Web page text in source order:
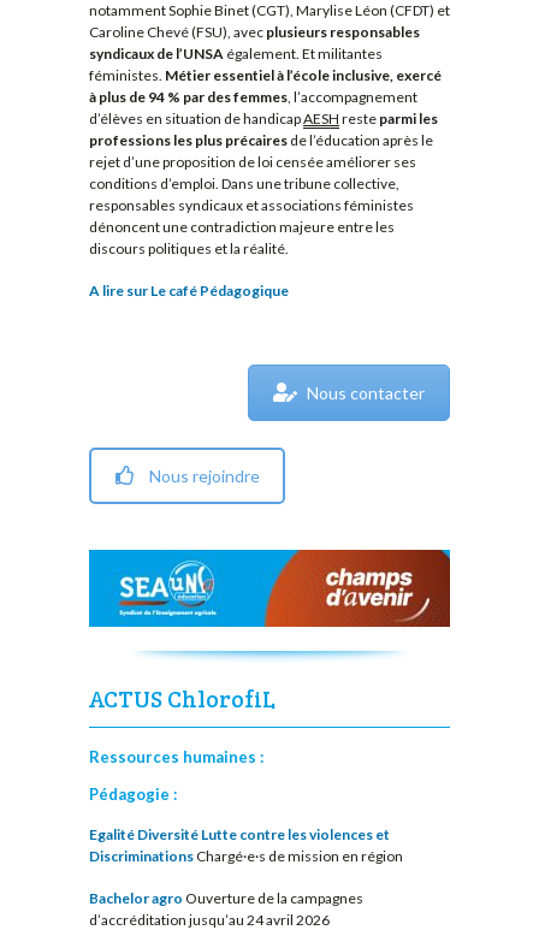
notamment Sophie Binet (CGT), Marylise Léon (CFDT) et
Caroline Chevé (FSU), avec plusieurs responsables
syndicaux de l’UNSA également. Et militantes
féministes. Métier essentiel à l’école inclusive, exercé
à plus de 94 % par des femmes, l’accompagnement
d’élèves en situation de handicapAESH reste parmi les
professions les plus précaires de l’éducation après le
rejet d’une proposition de loi censée améliorer ses
conditions d’emploi. Dans une tribune collective,
responsables syndicaux et associations féministes
dénoncent une contradiction majeure entre les
discours politiques et la réalité.
A lire sur Le café Pédagogique
Nous contacter
Nous rejoindre
ACTUS ChlorofiL
Ressources humaines :
Pédagogie :
Egalité Diversité Lutte contre les violences et
Discriminations Chargé·e·s de mission en région
Bachelor agro Ouverture de la campagnes
d’accréditation jusqu’au 24 avril 2026